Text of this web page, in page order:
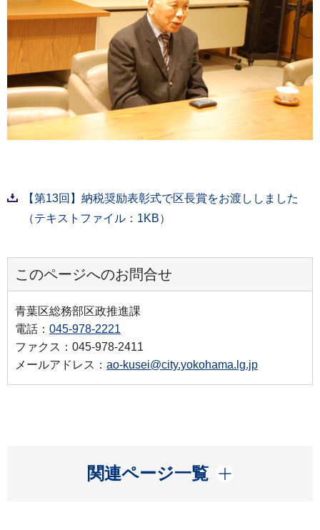
【第13回】納税奨励表彰式で区長賞をお渡ししました
（テキストファイル：1KB）
このページへのお問合せ
青葉区総務部区政推進課
電話： 045-978-2221
ファクス：045-978-2411
メールアドレス： ao-kusei@city.yokohama.lg.jp
関連ページ一覧
開く